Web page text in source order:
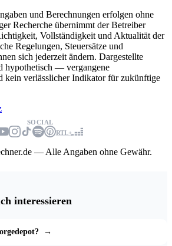
und Berechnungen erfolgen ohne
Recherche übernimmt der Betreiber
Vollständigkeit und Aktualität der
Regelungen, Steuersätze und
sich jederzeit ändern. Dargestellte
hypothetisch — vergangene
kein verlässlicher Indikator für zukünftige
SOCIAL
RTL+
— Alle Angaben ohne Gewähr.
interessieren
→